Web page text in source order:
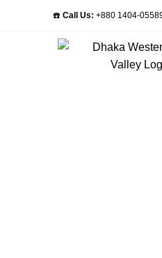
☎️ Call Us: +880 1404-